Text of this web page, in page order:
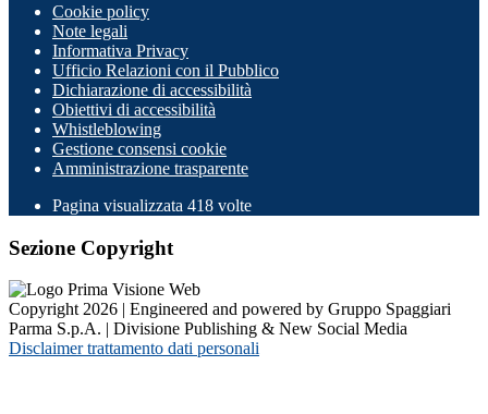
Cookie policy
Note legali
Informativa Privacy
Ufficio Relazioni con il Pubblico
Dichiarazione di accessibilità
Obiettivi di accessibilità
Whistleblowing
Gestione consensi cookie
Amministrazione trasparente
Pagina visualizzata 418 volte
Sezione Copyright
Copyright 2026 | Engineered and powered by Gruppo Spaggiari
Parma S.p.A. | Divisione Publishing & New Social Media
Disclaimer trattamento dati personali